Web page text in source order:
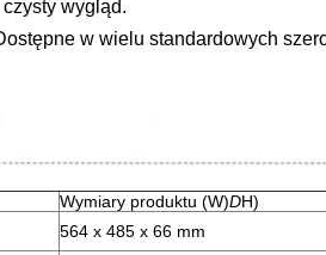
wygląd.
w wielu standardowych
Wymiary produktu (W)DH)
564 x 485 x 66 mm